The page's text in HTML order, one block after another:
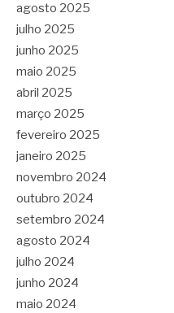
agosto 2025
julho 2025
junho 2025
maio 2025
abril 2025
março 2025
fevereiro 2025
janeiro 2025
novembro 2024
outubro 2024
setembro 2024
agosto 2024
julho 2024
junho 2024
maio 2024